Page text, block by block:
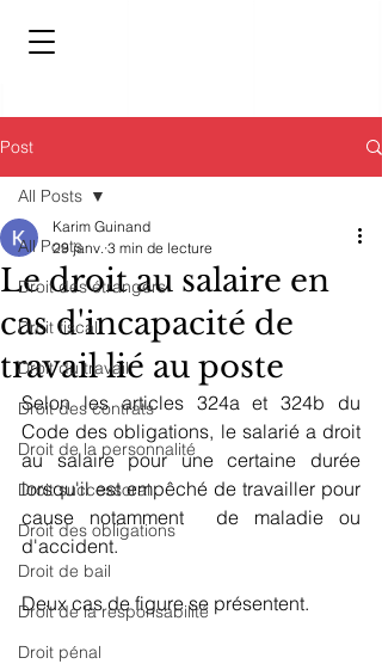
Post
All Posts
Droit des étrangers
Droit fiscal
Droit du travail
Droit des contrats
Droit de la personnalité
Droit successoral
Droit des obligations
Droit de bail
Droit de la responsabilité
Droit pénal
All Posts
Le droit au salaire en
cas d'incapacité de
travail lié au poste
Karim Guinand
29 janv. 3 min de lecture
Selon les articles 324a et 324b du
Code des obligations, le salarié a droit
au salaire pour une certaine durée
lorsqu'il est empêché de travailler pour
cause notamment  de maladie ou
d'accident.
Deux cas de figure se présentent.